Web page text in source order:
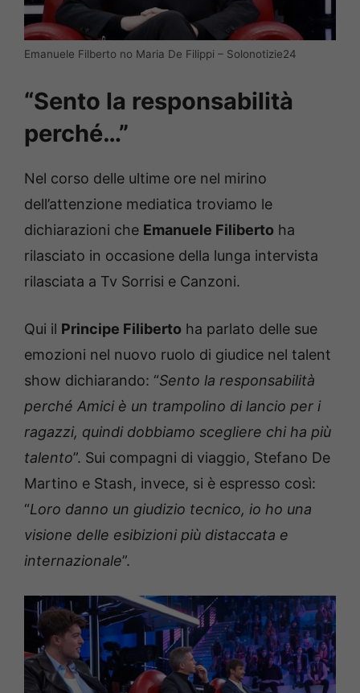
Emanuele Filberto no Maria De Filippi – Solonotizie24
“Sento la responsabilità
perché…”
Nel corso delle ultime ore nel mirino
dell’attenzione mediatica troviamo le
dichiarazioni che Emanuele Filiberto ha
rilasciato in occasione della lunga intervista
rilasciata a Tv Sorrisi e Canzoni.
Qui il Principe Filiberto ha parlato delle sue
emozioni nel nuovo ruolo di giudice nel talent
show dichiarando: “Sento la responsabilità
perché Amici è un trampolino di lancio per i
ragazzi, quindi dobbiamo scegliere chi ha più
talento”. Sui compagni di viaggio, Stefano De
Martino e Stash, invece, si è espresso così:
“Loro danno un giudizio tecnico, io ho una
visione delle esibizioni più distaccata e
internazionale”.